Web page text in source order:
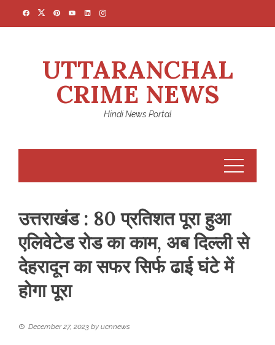
UTTARANCHAL
CRIME NEWS
Hindi News Portal
उत्तराखंड : 80 प्रतिशत पूरा हुआ
एलिवेटेड रोड का काम, अब दिल्ली से
देहरादून का सफर सिर्फ ढाई घंटे में
होगा पूरा
December 27, 2023 by ucnnews